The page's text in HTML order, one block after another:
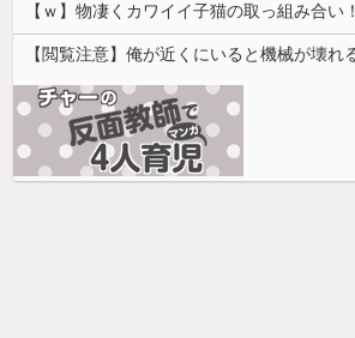
【ｗ】物凄くカワイイ子猫の取っ組み合い！
【閲覧注意】俺が近くにいると機械が壊れ